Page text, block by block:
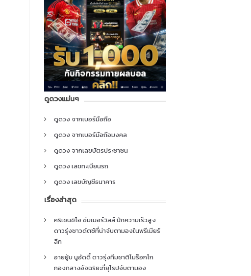
ดูดวงแม่นๆ
ดูดวง จากเบอร์มือถือ
ดูดวง จากเบอร์มือถือมงคล
ดูดวง จากเลขบัตรประชาชน
ดูดวง เลขทะเบียนรถ
ดูดวง เลขบัญชีธนาคาร
เรื่องล่าสุด
คริเซนซิโอ ซัมเมอร์วิลล์ ปีกความเร็วสูง
ดาวรุ่งชาวดัตช์ที่น่าจับตามองในพรีเมียร์
ลีก
อายยู้บ บูอัดดี้ ดาวรุ่งทีมชาติโมร็อกโก
กองกลางอัจฉริยะที่ยุโรปจับตามอง